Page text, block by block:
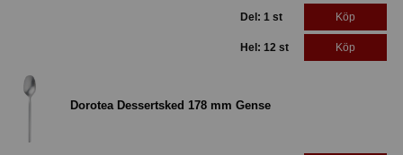
Del: 1 st Köp
Hel: 12 st Köp
Dorotea Dessertsked 178 mm Gense